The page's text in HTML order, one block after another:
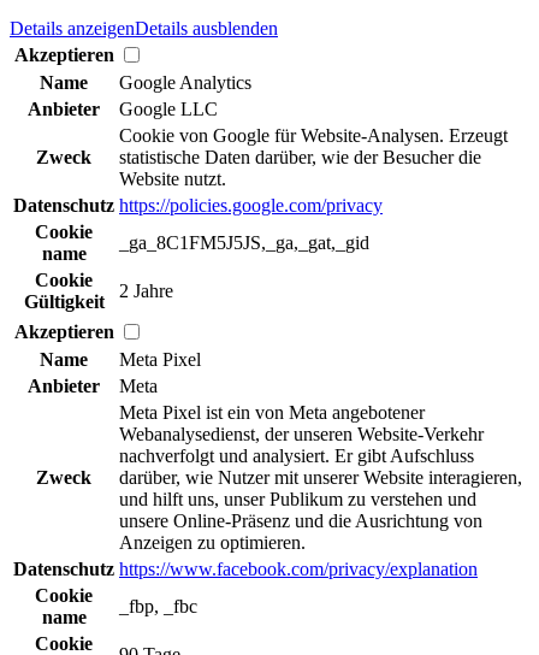
Details anzeigenDetails ausblenden
Akzeptieren
Name
Google Analytics
Anbieter
Google LLC
Zweck
Cookie von Google für Website-Analysen. Erzeugt
statistische Daten darüber, wie der Besucher die
Website nutzt.
Datenschutz https://policies.google.com/privacy
Cookie
name
_ga_8C1FM5J5JS,_ga,_gat,_gid
Cookie
Gültigkeit
2 Jahre
Akzeptieren
Name
Meta Pixel
Anbieter
Meta
Zweck
Meta Pixel ist ein von Meta angebotener
Webanalysedienst, der unseren Website-Verkehr
nachverfolgt und analysiert. Er gibt Aufschluss
darüber, wie Nutzer mit unserer Website interagieren,
und hilft uns, unser Publikum zu verstehen und
unsere Online-Präsenz und die Ausrichtung von
Anzeigen zu optimieren.
Datenschutz https://www.facebook.com/privacy/explanation
Cookie
name
_fbp, _fbc
Cookie